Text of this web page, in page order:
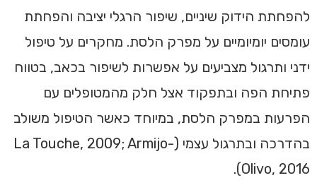
להפחתת הידוק שיניים, שיפור הרגלי יציבה והפחתת
עומסים יומיומיים על מפרק הלסת. מחקרים על טיפול
ידני ותרגול מצביעים על אפשרות לשיפור בכאב, בטווח
פתיחת הפה ובתפקוד אצל חלק מהמטופלים עם
הפרעות במפרק הלסת, במיוחד כאשר הטיפול משולב
בהדרכה ובתרגול עצמי (La Touche, 2009; Armijo-
Olivo, 2016).